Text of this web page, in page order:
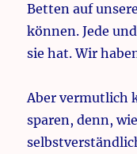
Betten auf
können. Jede
sie hat. Wir
Aber vermutlich
sparen, denn,